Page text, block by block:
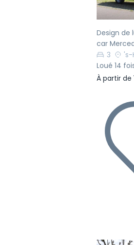
Design de
car
3
's-
Loué 14
À partir de